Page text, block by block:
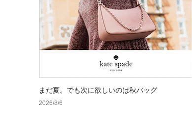
まだ夏。でも次に欲しいのは秋バッグ
2026/8/6